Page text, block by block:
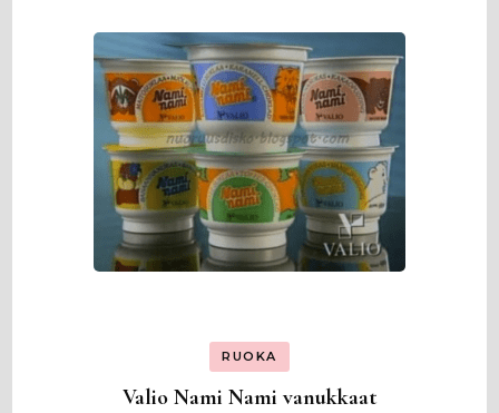
RUOKA
Valio Nami Nami vanukkaat